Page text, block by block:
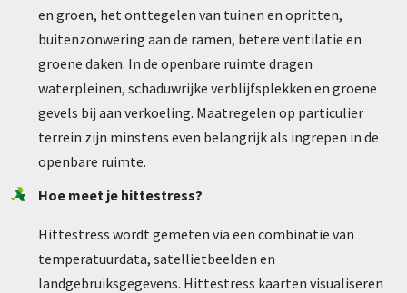
en groen, het onttegelen van tuinen en opritten,
buitenzonwering aan de ramen, betere ventilatie en
groene daken. In de openbare ruimte dragen
waterpleinen, schaduwrijke verblijfsplekken en groene
gevels bij aan verkoeling. Maatregelen op particulier
terrein zijn minstens even belangrijk als ingrepen in de
openbare ruimte.
Hoe meet je hittestress?
Hittestress wordt gemeten via een combinatie van
temperatuurdata, satellietbeelden en
landgebruiksgegevens. Hittestress kaarten visualiseren